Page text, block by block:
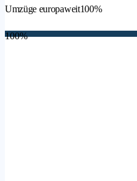
Umzüge europaweit100%
100%